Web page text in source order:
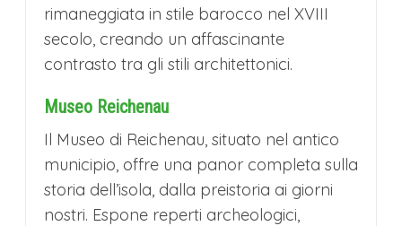
rimaneggiata in stile barocco nel XVIII
secolo, creando un affascinante
contrasto tra gli stili architettonici.
Museo Reichenau
Il Museo di Reichenau, situato nel antico
municipio, offre una panor completa sulla
storia dell’isola, dalla preistoria ai giorni
nostri. Espone reperti archeologici,